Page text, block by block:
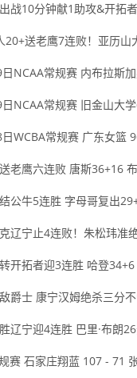
战10分钟献1助攻&开拓
送老鹰7连败！亚历山
NCAA常规赛 内布拉斯
NCAA常规赛 旧金山大
WCBA常规赛 广东女篮
老鹰六连败 唐斯36+16
公牛5连胜 字母哥复出
辽宁止4连败！朱松玮准
开拓者迎3连胜 哈登
爵士 康宁汉姆绝杀三分
辽宁迎4连胜 巴里·布朗
赛 石家庄翔蓝 107 - 71